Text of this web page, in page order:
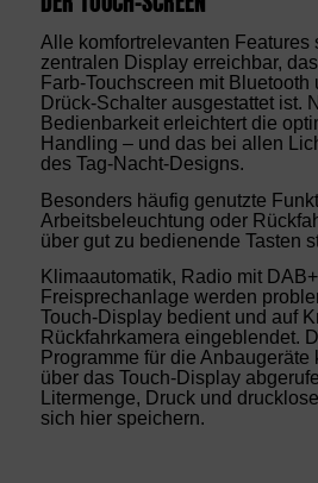
Alle komfortrelevanten Features
zentralen Display erreichbar,
Farb-Touchscreen mit Bluetooth
Drück-Schalter ausgestattet ist.
Bedienbarkeit erleichtert die
Handling – und das bei allen
des Tag-Nacht-Designs.
Besonders häufig genutzte
Arbeitsbeleuchtung oder
über gut zu bedienende Tasten
Klimaautomatik, Radio mit
Freisprechanlage werden
Touch-Display bedient und auf
Rückfahrkamera eingeblendet.
Programme für die
über das Touch-Display
Litermenge, Druck und
sich hier speichern.